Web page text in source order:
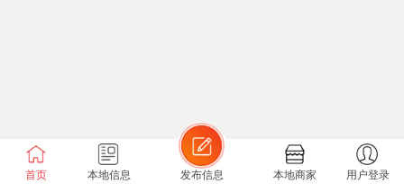
首页 本地信息 发布信息 本地商家 用户登录